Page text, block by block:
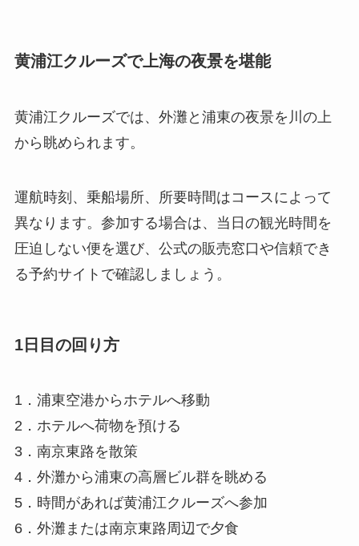
黄浦江クルーズで上海の夜景を堪能
黄浦江クルーズでは、外灘と浦東の夜景を川の上
から眺められます。
運航時刻、乗船場所、所要時間はコースによって
異なります。参加する場合は、当日の観光時間を
圧迫しない便を選び、公式の販売窓口や信頼でき
る予約サイトで確認しましょう。
1日目の回り方
1．浦東空港からホテルへ移動
2．ホテルへ荷物を預ける
3．南京東路を散策
4．外灘から浦東の高層ビル群を眺める
5．時間があれば黄浦江クルーズへ参加
6．外灘または南京東路周辺で夕食